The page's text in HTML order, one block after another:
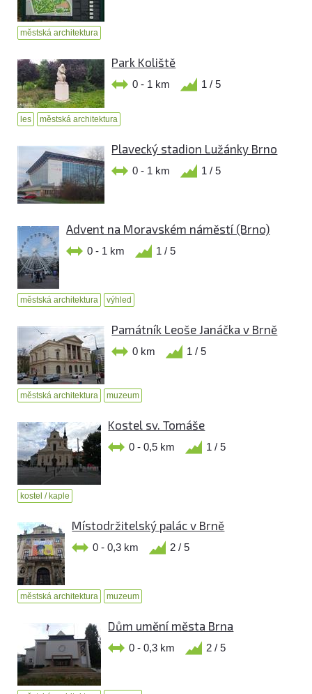
městská architektura
Park Koliště
0 - 1 km 1 / 5
les městská architektura
Plavecký stadion Lužánky Brno
0 - 1 km 1 / 5
Advent na Moravském náměstí (Brno)
0 - 1 km 1 / 5
městská architektura výhled
Památník Leoše Janáčka v Brně
0 km 1 / 5
městská architektura muzeum
Kostel sv. Tomáše
0 - 0,5 km 1 / 5
kostel / kaple
Místodržitelský palác v Brně
0 - 0,3 km 2 / 5
městská architektura muzeum
Dům umění města Brna
0 - 0,3 km 2 / 5